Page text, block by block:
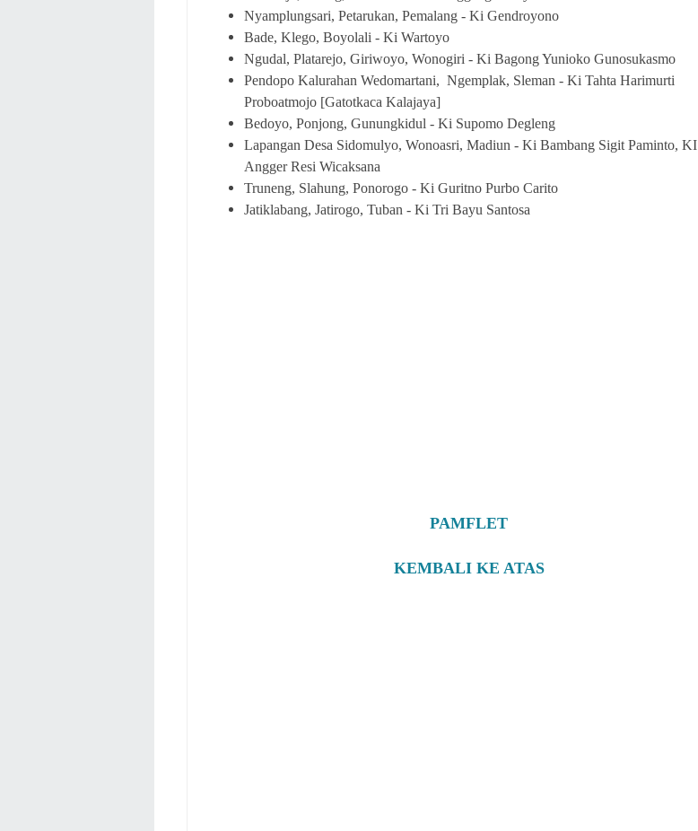
Nyamplungsari, Petarukan, Pemalang - Ki Gendroyono
Bade, Klego, Boyolali - Ki Wartoyo
Ngudal, Platarejo, Giriwoyo, Wonogiri - Ki Bagong Yunioko Gunosukasmo
Pendopo Kalurahan Wedomartani, Ngemplak, Sleman - Ki Tahta Harimurti
Proboatmojo [Gatotkaca Kalajaya]
Bedoyo, Ponjong, Gunungkidul - Ki Supomo Degleng
Lapangan Desa Sidomulyo, Wonoasri, Madiun - Ki Bambang Sigit Paminto, KI
Angger Resi Wicaksana
Truneng, Slahung, Ponorogo - Ki Guritno Purbo Carito
Jatiklabang, Jatirogo, Tuban - Ki Tri Bayu Santosa
PAMFLET
KEMBALI KE ATAS